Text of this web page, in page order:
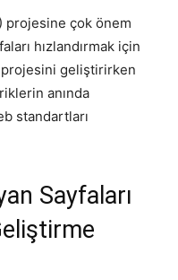
) projesine çok önem
hızlandırmak için
projesini geliştirirken
anında
standartları
Sayfaları